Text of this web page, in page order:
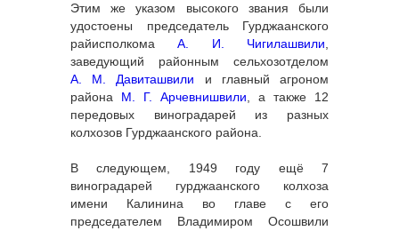
Этим же указом высокого звания были
удостоены председатель Гурджаанского
райисполкомаА. И. Чигилашвили,
заведующий районным сельхозотделом
А. М. Давиташвили и главный агроном
района М. Г. Арчевнишвили, а также 12
передовых виноградарей из разных
колхозов Гурджаанского района.
В следующем, 1949 году ещё 7
виноградарей гурджаанского колхоза
имени Калинина во главе с его
председателем Владимиром Осошвили